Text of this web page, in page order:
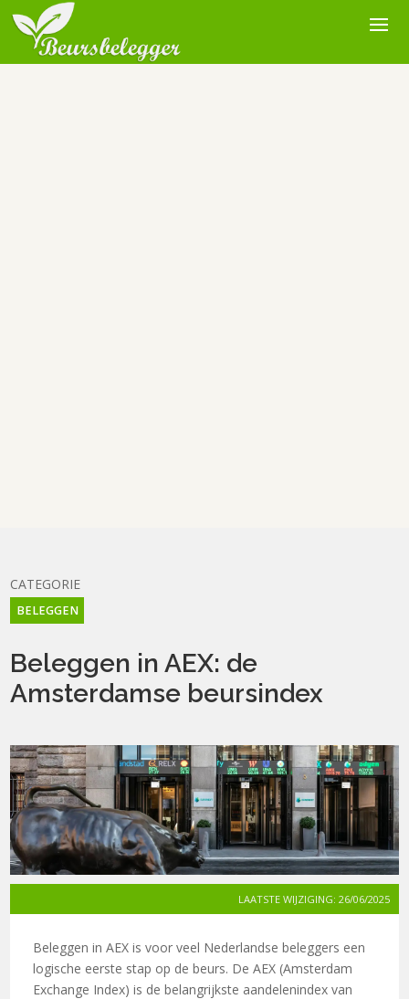
CATEGORIE
BELEGGEN
Beleggen in AEX: de
Amsterdamse beursindex
LAATSTE WIJZIGING: 26/06/2025
Beleggen in AEX is voor veel Nederlandse beleggers een
logische eerste stap op de beurs. De AEX (Amsterdam
Exchange Index) is de belangrijkste aandelenindex van